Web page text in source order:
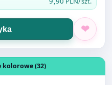
100szt 15cm
kolorowe (32)